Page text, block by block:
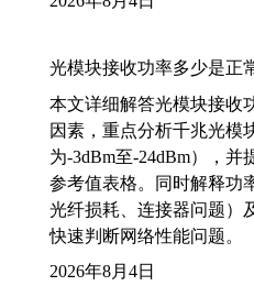
光模块接收功率多少是正
本文详细解答光模块接收
因素，重点分析千兆光模
为-3dBm至-24dBm），并
参考值表格。同时解释功
光纤损耗、连接器问题）
快速判断网络性能问题。
2026年8月4日